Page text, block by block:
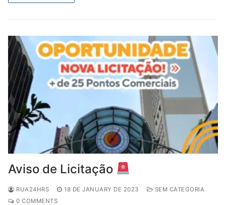
Aviso de Licitação
RUA24HRS 18 DE JANUARY DE 2023
SEM CATEGORIA
0 COMMENTS